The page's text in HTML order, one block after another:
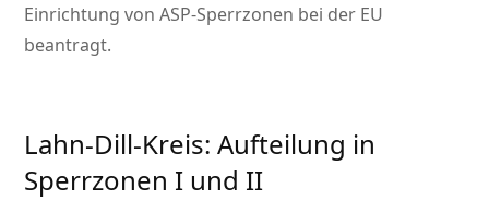
Einrichtung von ASP-Sperrzonen bei der EU
beantragt.
Lahn-Dill-Kreis: Aufteilung in
Sperrzonen I und II